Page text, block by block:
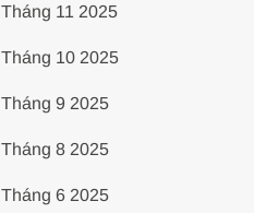
Tháng 11 2025
Tháng 10 2025
Tháng 9 2025
Tháng 8 2025
Tháng 6 2025